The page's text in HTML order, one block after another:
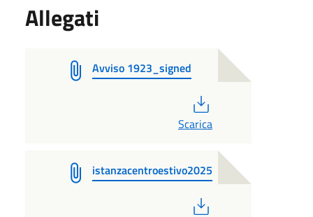
Allegati
Avviso 1923_signed
Scarica
istanzacentroestivo2025